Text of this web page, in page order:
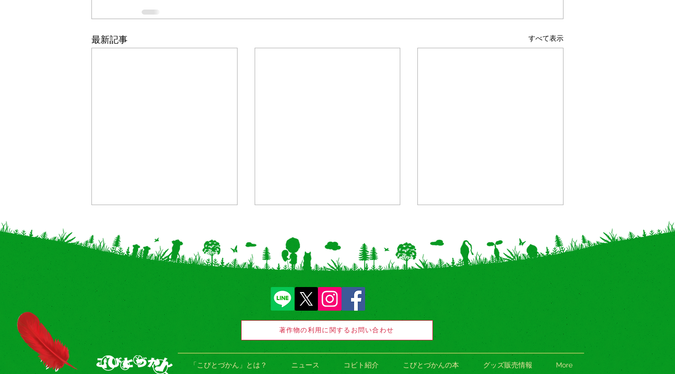
最新記事 すべて表示
【重版/プレゼント】"手芸"本
『こびとづかんのこびとづく
り』重版出来！
【愛媛県】「あかがねミュー
ジアム」にて8/11（火・
祝）〜「こびとを探せ！」イ
ベントを開催！
型POP UP「こびとづかん マ
ーケット」全国巡回中！
著作物の利用に関するお問い合わせ
「こびとづかん」とは？ ニュース コビト紹介 こびとづかんの本 グッズ販売情報 More